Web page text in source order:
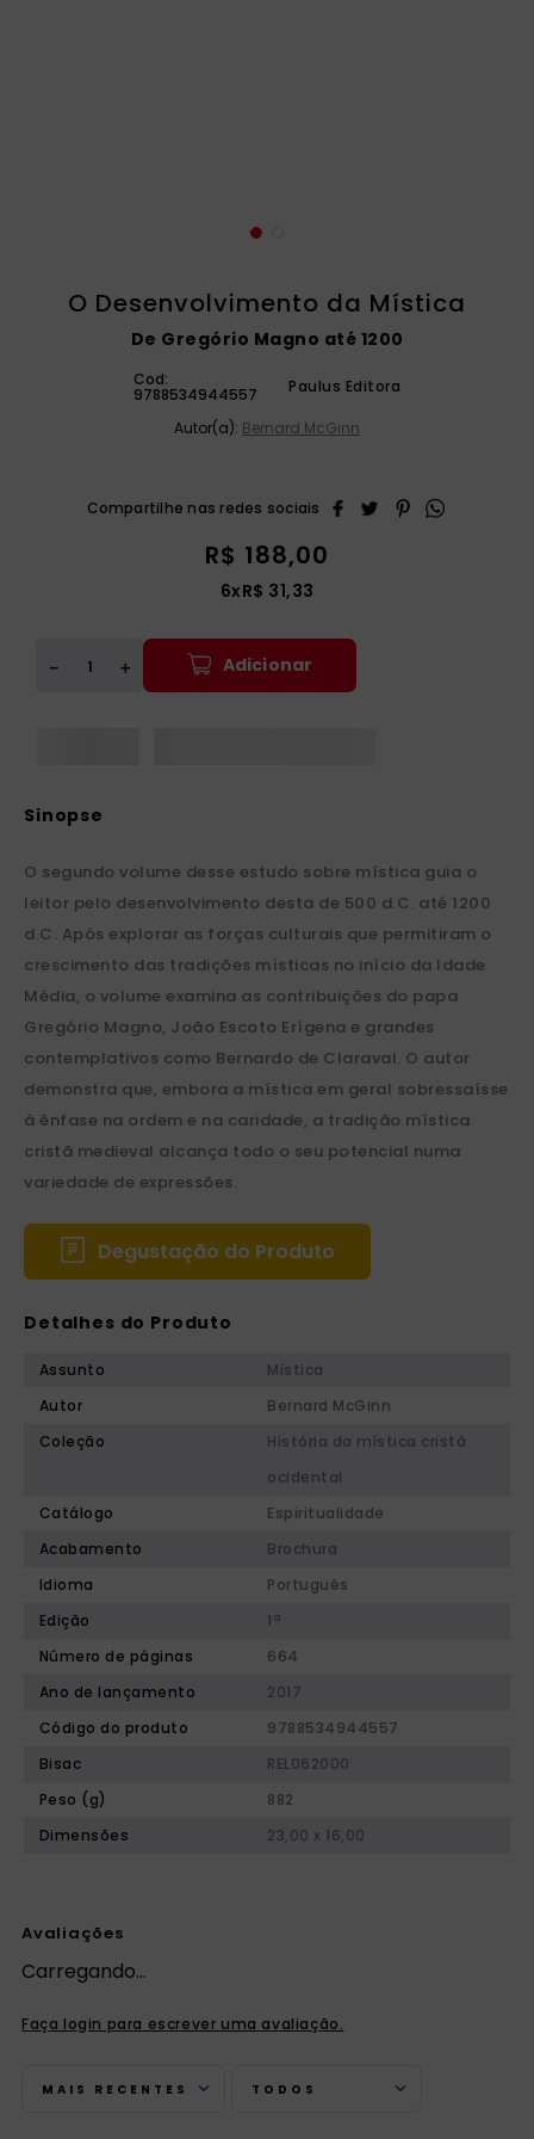
O Desenvolvimento da Mística
De Gregório Magno até 1200
Cod:
9788534944557 Paulus Editora
Autor(a): Bernard McGinn
R$ 188,00
6xR$ 31,33
＋
－ Adicionar
O segundo volume desse estudo sobre mística guia o
leitor pelo desenvolvimento desta de 500 d.C. até 1200
d.C. Após explorar as forças culturais que permitiram o
crescimento das tradições místicas no início da Idade
Média, o volume examina as contribuições do papa
Gregório Magno, João Escoto Erígena e grandes
contemplativos como Bernardo de Claraval. O autor
demonstra que, embora a mística em geral sobressaísse
à ênfase na ordem e na caridade, a tradição mística
cristã medieval alcança todo o seu potencial numa
variedade de expressões.
Degustação do Produto
Detalhes do Produto
Assunto
Mística
Autor
Bernard McGinn
Coleção
História da mística cristã
ocidental
Catálogo
Espiritualidade
Acabamento
Brochura
Idioma
Português
Edição
1ª
Número de páginas
664
Ano de lançamento
2017
Código do produto
9788534944557
Bisac
REL062000
Peso (g)
882
Dimensões
23,00 x 16,00
Avaliações
Carregando…
Faça login para escrever uma avaliação.
MAIS RECENTES TODOS